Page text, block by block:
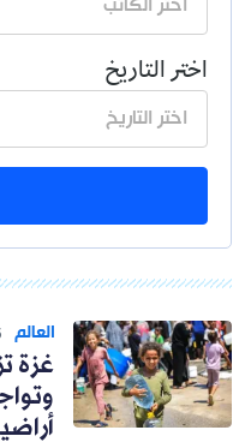
اختر التاريخ
العالم
غزة